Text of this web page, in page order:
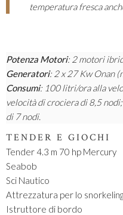
temperatura fresca
Potenza Motori: 2 motori
Generatori: 2 x 27 Kw Onan
Consumi: 100 litri/ora alla
velocità di crociera di 8,5
di 7 nodi.
TENDER E GIOCHI
Tender 4.3 m 70 hp Mercury
Seabob
Sci Nautico
Attrezzatura per lo
Istruttore di bordo